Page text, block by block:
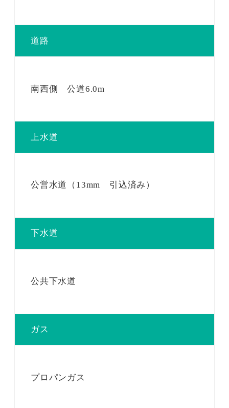
道路
南西側 公道6.0m
上水道
公営水道（13mm 引込済み）
下水道
公共下水道
ガス
プロパンガス